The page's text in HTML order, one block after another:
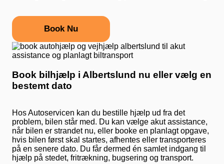
Book Nu
Book bilhjælp i Albertslund nu eller vælg en
bestemt dato
Hos Autoservicen kan du bestille hjælp ud fra det
problem, bilen står med. Du kan vælge akut assistance,
når bilen er strandet nu, eller booke en planlagt opgave,
hvis bilen først skal startes, afhentes eller transporteres
på en senere dato. Du får dermed én samlet indgang til
hjælp på stedet, fritrækning, bugsering og transport.